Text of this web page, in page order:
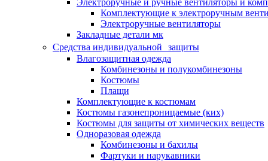
Электроручные и ручные вентиляторы и
Комплектующие к электроручным
Электроручные вентиляторы
Закладные детали мк
Средства индивидуальной защиты
Влагозащитная одежда
Комбинезоны и полукомбинезоны
Костюмы
Плащи
Комплектующие к костюмам
Костюмы газонепроницаемые (ких)
Костюмы для защиты от химических веществ
Одноразовая одежда
Комбинезоны и бахилы
Фартуки и нарукавники